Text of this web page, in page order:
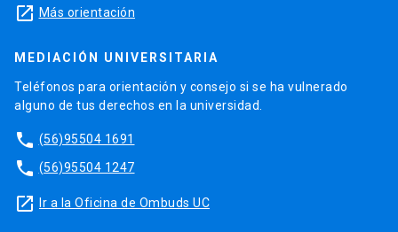
launch Más orientación
MEDIACIÓN UNIVERSITARIA
Teléfonos para orientación y consejo si se ha vulnerado
alguno de tus derechos en la universidad.
phone (56)95504 1691
phone (56)95504 1247
launch Ir a la Oficina de Ombuds UC